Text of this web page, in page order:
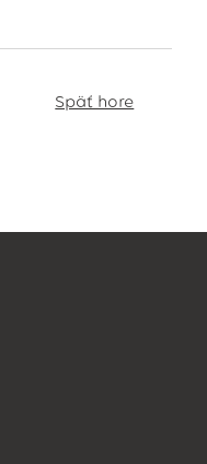
Späť hore